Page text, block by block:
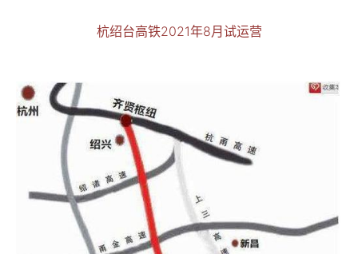
杭绍台高铁2021年8月试运营